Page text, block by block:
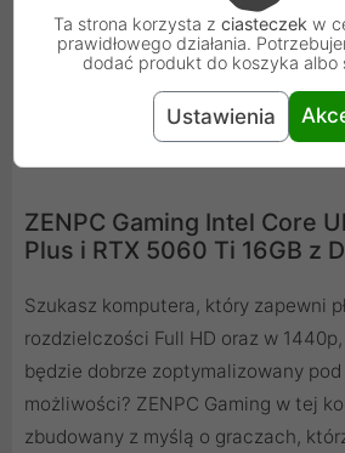
kątem zapewnienia maksymalnej
zestawem wyjątkowych narzędzi,
moc platformy RTX w kreatywnych
twórczych wspomaganych AI.
ZENPC Gaming Intel Core
Plus i RTX 5060 Ti 16GB z
Szukasz komputera, który zapewni
rozdzielczości Full HD oraz w
będzie dobrze zoptymalizowany
możliwości? ZENPC Gaming w tej
zbudowany z myślą o graczach,
Ta strona korzysta z ciasteczek w
prawidłowego działania.
dodać produkt do koszyka albo
Ustawienia